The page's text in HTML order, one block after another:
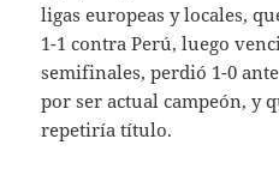
ligas europeas y locales,
1-1 contra Perú, luego
semifinales, perdió 1-0
por ser actual campeón, y
repetiría título.